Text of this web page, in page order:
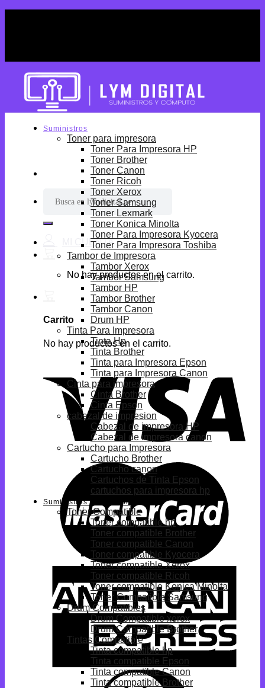
por:
No hay productos en el carrito.
Carrito
No hay productos en el carrito.
Suministros
Toner para impresora
Toner Para Impresora HP
Toner Brother
Toner Canon
Toner Ricoh
Toner Xerox
Toner Samsung
Toner Lexmark
Toner Konica Minolta
Toner Para Impresora Kyocera
Toner Para Impresora Toshiba
Tambor de Impresora
Tambor Xerox
Tambor Samsung
Tambor HP
Tambor Brother
Tambor Canon
Drum HP
Tinta Para Impresora
Tinta Hp
Tinta Brother
Tinta para Impresora Epson
Tinta para Impresora Canon
Cinta para impresora
Cinta Brother
Cinta Epson
cabezal de impresion
Cabezal de impresora HP
Cabezal de impresora canon
Cartucho para Impresora
Cartucho Brother
Cartucho canon
Cartuchos de Tinta Epson
cartuchos para impresora hp
Suministros Compatibles
Toner Compatible
Toner compatible hp
Toner compatible Brother
Toner compatible Canon
Toner compatible Kyocera
Toner compatible Xerox
Toner compatible Ricoh
Toner compatible Konica Minolta
Toner Compatible Samsung
Drum Compatibles
Drum Compatible xerox
Drum Compatible Brother
Tintas Compatible
Tinta compatible hp
Tinta compatible Epson
Tinta compatible Canon
Tinta compatible Brother